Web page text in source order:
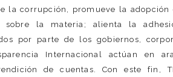
la corrupción, promueve la
sobre la materia; alienta la
por parte de los gobiernos,
Internacional actúan en
de cuentas. Con este fin,